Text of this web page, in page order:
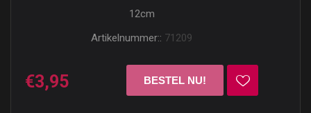
12cm
Artikelnummer:: 71209
€3,95